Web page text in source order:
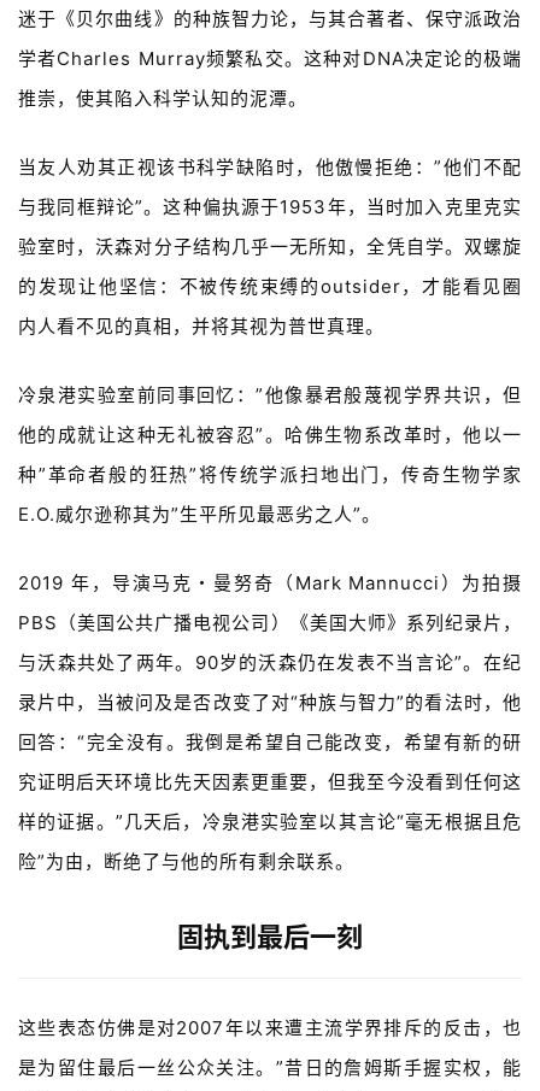
活
动
投
融
资
台
时
学
苑
l
E
n
l
i
s
联
登录 注册
迷于《贝尔曲线》的种族智力论，与其合著者、 保守派政治
学者Charles Murray频繁私交。这种对DNA决定论的极端
推崇，使其陷入科学认知的泥潭。
当友人劝其正视该书科学缺陷时，他傲慢拒绝：”他们不配
与我同框辩论”。这种偏执源于1953年，
当时加入克里克实
验室时，沃森对分子结构几乎一无所知，全凭自学。双螺旋
的发现让他坚信：不被传统束缚的outsider，才能看见圈
内人看不见的真相，并将其视为普世真理。
冷泉港实验室前同事回忆：”他像暴君般蔑视学界共识，但
他的成就让这种无礼被容忍”。哈佛生物系改革时，他以一
种”革命者般的狂热”将传统学派扫地出门， 传奇生物学家
E.O.威尔逊称其为”生平所见最恶劣之人”。
2019 年，导演马克・曼努奇（ Mark Mannucci ）为拍摄
PBS（美国公共广播电视公司）《美国大师》系列纪录片，
与沃森共处了两年。90岁的沃森仍在发表不当言论”。在纪
录片中，当被问及是否改变了对“种族与智力”的看法时，他
回答：“完全没有。我倒是希望自己能改变，希望有新的研
究证明后天环境比先天因素更重要，但我至今没看到任何这
样的证据。”几天后，冷泉港实验室以其言论“毫无根据且危
险”为由，断绝了与他的所有剩余联系。
固执到最后一刻
这些表态仿佛是对2007年以来遭主流学界排斥的反击，也
是为留住最后一丝公众关注。”昔日的詹姆斯手握实权，能